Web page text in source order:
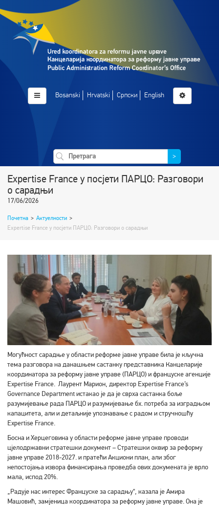
Bosanski Hrvatski Српски English
>
Expertise France у посјети ПАРЦО: Разговори
о сарадњи
17/06/2026
Почетна > Актуелности >
Expertise France у посјети ПАРЦО: Разговори о сарадњи
Могућност сарадње у области реформе јавне управе била је кључна
тема разговора на данашњем састанку представника Канцеларије
координатора за реформу јавне управе (ПАРЦО) и француске агенције
Expertise France. Лаурент Марион, директор Expertise France’s
Governance Department истакао је да је сврха састанка боље
разумијевање рада ПАРЦО и разумијевање бх. потреба за изградњом
капацитета, али и детаљније упознавање с радом и стручношћу
Expertise France.
Босна и Херцеговина у области реформе јавне управе проводи
цјелодржавни стратешки документ – Стратешки оквир за реформу
јавне управе 2018-2027. и пратећи Акциони план, али због
непостојања извора финансирања проведба ових докумената је врло
мала, испод 20%.
„Радује нас интерес Француске за сарадњу“, казала је Амира
Машовић, замјеница координатора за реформу јавне управе. Она је